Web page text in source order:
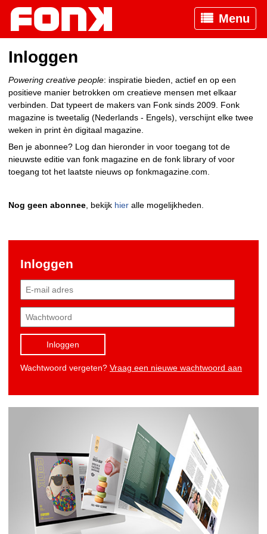
Menu
Inloggen
Powering creative people: inspiratie bieden, actief en op een
positieve manier betrokken om creatieve mensen met elkaar
verbinden. Dat typeert de makers van Fonk sinds 2009. Fonk
magazine is tweetalig (Nederlands - Engels), verschijnt elke twee
weken in print èn digitaal magazine.
Ben je abonnee? Log dan hieronder in voor toegang tot de
nieuwste editie van fonk magazine en de fonk library of voor
toegang tot het laatste nieuws op fonkmagazine.com.
Nog geen abonnee , bekijk hier alle mogelijkheden.
Inloggen
Inloggen
Wachtwoord vergeten? Vraag een nieuwe wachtwoord aan